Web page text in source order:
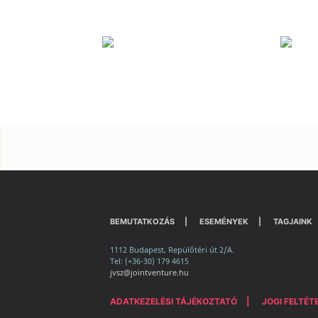
BEMUTATKOZÁS ESEMÉNYEK TAGJAINK
1112 Budapest, Repülőtéri út 2/A.
Tel: (+36-30) 179 4615
jvsz@jointventure.hu
ADATKEZELÉSI TÁJÉKOZTATÓ JOGI